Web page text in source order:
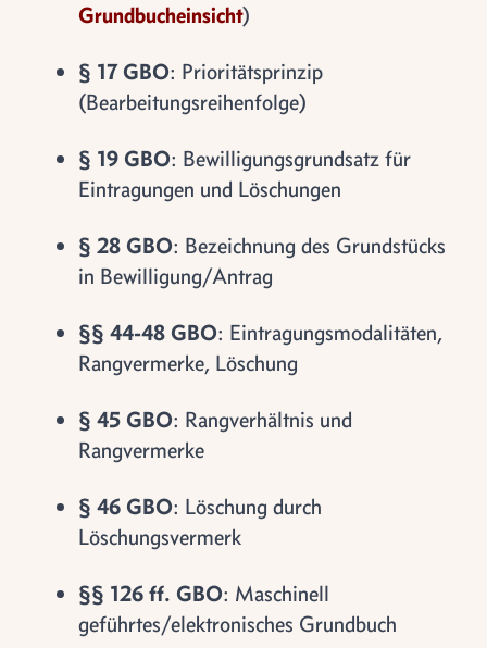
Grundbucheinsicht)
§ 17 GBO: Prioritätsprinzip
(Bearbeitungsreihenfolge)
§ 19 GBO: Bewilligungsgrundsatz für
Eintragungen und Löschungen
§ 28 GBO: Bezeichnung des Grundstücks
in Bewilligung/Antrag
§§ 44-48 GBO: Eintragungsmodalitäten,
Rangvermerke, Löschung
§ 45 GBO: Rangverhältnis und
Rangvermerke
§ 46 GBO: Löschung durch
Löschungsvermerk
§§ 126 ff. GBO: Maschinell
geführtes/elektronisches Grundbuch